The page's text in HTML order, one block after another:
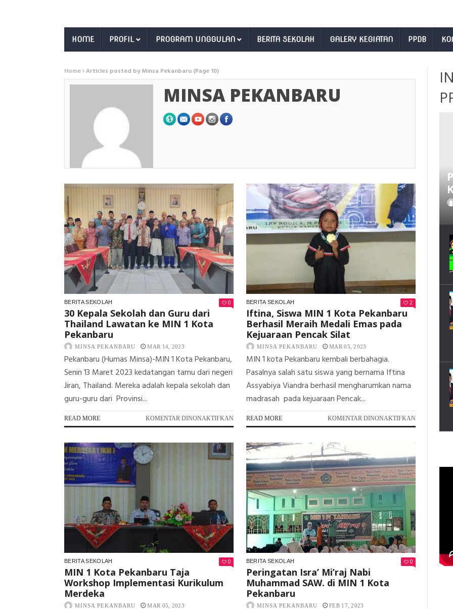
HOME PROFIL PROGRAM UNGGULAN BERITA SEKOLAH GALERY KEGIATAN PPDB
Home Articles posted by Minsa Pekanbaru (Page 10)
MINSA PEKANBARU
BERITA SEKOLAH 0
30 Kepala Sekolah dan Guru dari
Thailand Lawatan ke MIN 1 Kota
Pekanbaru
MINSA PEKANBARU MAR 14, 2023
Pekanbaru (Humas Minsa)-MIN 1 Kota Pekanbaru,
Senin 13 Maret 2023 kedatangan tamu dari negeri
Jiran, Thailand. Mereka adalah kepala sekolah dan
guru-guru dari Provinsi...
READ MORE KOMENTAR DINONAKTIFKANPADA
30
SEKOLAH
DAN
GURU
DARI
THAILAND
LAWATAN
1
KOTA
PEKANBARU
BERITA SEKOLAH 2
Iftina, Siswa MIN 1 Kota Pekanbaru
Berhasil Meraih Medali Emas pada
Kejuaraan Pencak Silat
MINSA PEKANBARU MAR 05, 2023
MIN 1 kota Pekanbaru kembali berbahagia.
Pasalnya salah satu siswa yang bernama Iftina
Assyabiya Viandra berhasil mengharumkan nama
madrasah pada kejuaraan Pencak...
READ MORE KOMENTAR DINONAKTIFKANPADA
IFTINA,
1
KOTA
PEKANBARU
BERHASIL
EMAS
PADA
SILAT
BERITA SEKOLAH 0
MIN 1 Kota Pekanbaru Taja
Workshop Implementasi Kurikulum
Merdeka
MINSA PEKANBARU MAR 05, 2023
BERITA SEKOLAH 0
Peringatan Isra’ Mi’raj Nabi
Muhammad SAW. di MIN 1 Kota
Pekanbaru
MINSA PEKANBARU FEB 17, 2023